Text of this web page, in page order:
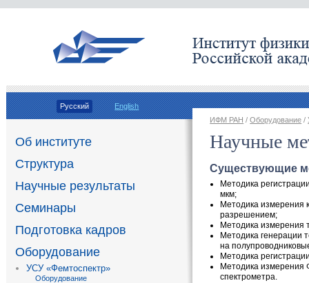
Русский English
Об институте
Структура
Научные результаты
Семинары
Подготовка кадров
Оборудование
УСУ «Фемтоспектр»
Оборудование
ИФМ РАН /Оборудование /
Научные
Cуществующие
Методика
мкм;
Методика измерения
разрешением;
Методика измерения
Методика генерации
на
Методика
Методика измерения
спектрометра.